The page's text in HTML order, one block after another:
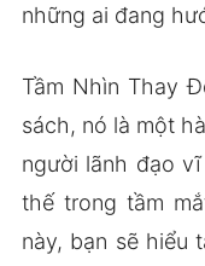
những ai đang
Tầm Nhìn Thay
sách, nó là một
người lãnh đạo
thế trong tầm
này, bạn sẽ hiểu